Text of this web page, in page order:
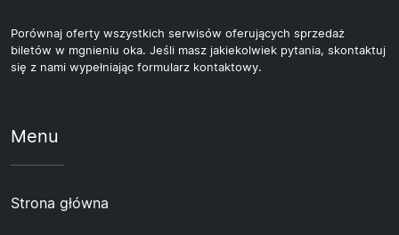
Porównaj oferty wszystkich serwisów oferujących sprzedaż
biletów w mgnieniu oka. Jeśli masz jakiekolwiek pytania, skontaktuj
się z nami wypełniając formularz kontaktowy.
Menu
Strona główna